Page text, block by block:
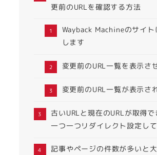
更前のURLを確認する方法
Wayback Machineのサイト
します
変更前のURL一覧を表示さ
変更前のURL一覧が表示さ
古いURLと現在のURLが取得で
一つ一つリダイレクト設定し
記事やページの件数が多いと大